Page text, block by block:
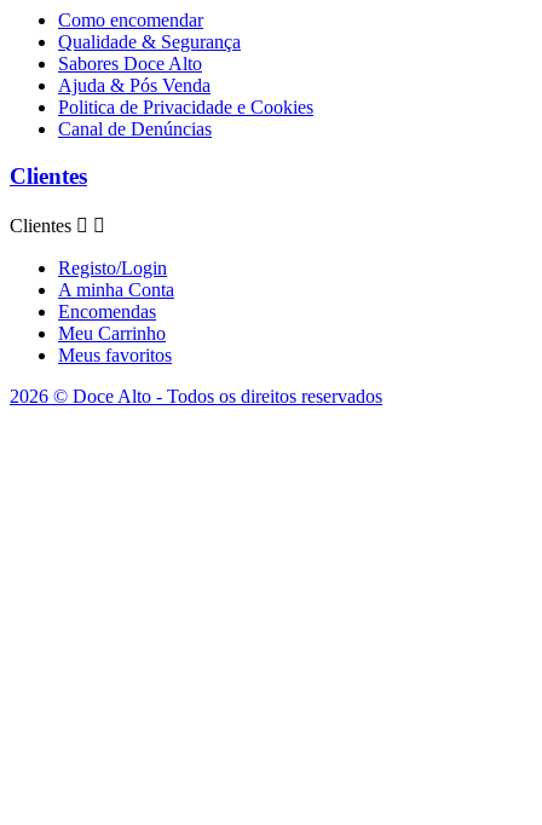
Como encomendar
Qualidade & Segurança
Sabores Doce Alto
Ajuda & Pós Venda
Politica de Privacidade e Cookies
Canal de Denúncias
Clientes
Clientes  
Registo/Login
A minha Conta
Encomendas
Meu Carrinho
Meus favoritos
2026 © Doce Alto - Todos os direitos reservados